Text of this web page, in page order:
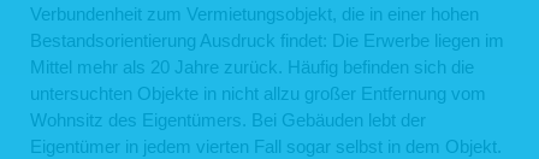
Verbundenheit zum Vermietungsobjekt, die in einer hohen
Bestandsorientierung Ausdruck findet: Die Erwerbe liegen im
Mittel mehr als 20 Jahre zurück. Häufig befinden sich die
untersuchten Objekte in nicht allzu großer Entfernung vom
Wohnsitz des Eigentümers. Bei Gebäuden lebt der
Eigentümer in jedem vierten Fall sogar selbst in dem Objekt.